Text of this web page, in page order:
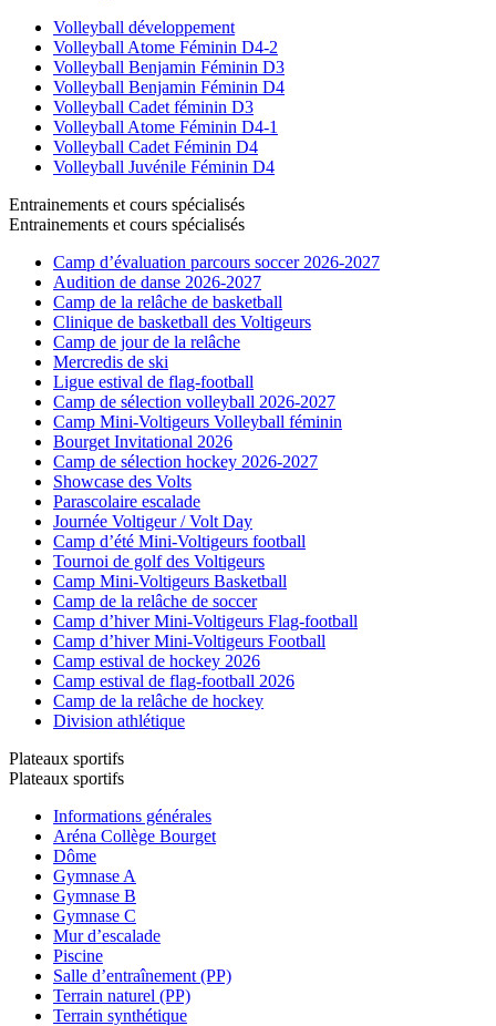
Volleyball développement
Volleyball Atome Féminin D4-2
Volleyball Benjamin Féminin D3
Volleyball Benjamin Féminin D4
Volleyball Cadet féminin D3
Volleyball Atome Féminin D4-1
Volleyball Cadet Féminin D4
Volleyball Juvénile Féminin D4
Entrainements et cours spécialisés
Entrainements et cours spécialisés
Camp d’évaluation parcours soccer 2026-2027
Audition de danse 2026-2027
Camp de la relâche de basketball
Clinique de basketball des Voltigeurs
Camp de jour de la relâche
Mercredis de ski
Ligue estival de flag-football
Camp de sélection volleyball 2026-2027
Camp Mini-Voltigeurs Volleyball féminin
Bourget Invitational 2026
Camp de sélection hockey 2026-2027
Showcase des Volts
Parascolaire escalade
Journée Voltigeur / Volt Day
Camp d’été Mini-Voltigeurs football
Tournoi de golf des Voltigeurs
Camp Mini-Voltigeurs Basketball
Camp de la relâche de soccer
Camp d’hiver Mini-Voltigeurs Flag-football
Camp d’hiver Mini-Voltigeurs Football
Camp estival de hockey 2026
Camp estival de flag-football 2026
Camp de la relâche de hockey
Division athlétique
Plateaux sportifs
Plateaux sportifs
Informations générales
Aréna Collège Bourget
Dôme
Gymnase A
Gymnase B
Gymnase C
Mur d’escalade
Piscine
Salle d’entraînement (PP)
Terrain naturel (PP)
Terrain synthétique